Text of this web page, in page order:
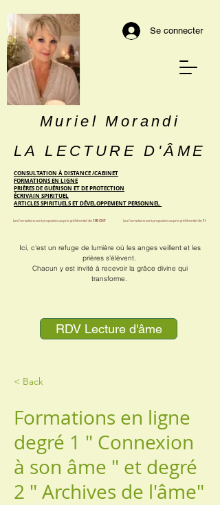
Se connecter
Muriel Morandi
LA LECTURE D'ÂME
Les formations sont proposées au prix préférentiel de199 CHF Les formations sont proposées au prix préférentiel de199 CHF
CONSULTATION À DISTANCE /CABINET
FORMATIONS EN LIGNE
PRIÈRES DE GUÉRISON ET DE PROTECTION
ÉCRIVAIN SPIRITUEL
ARTICLES SPIRITUELS ET DÉVELOPPEMENT PERSONNEL
Ici, c'est un refuge de lumière où les anges veillent et les
prières s'élèvent.
Chacun y est invité à recevoir la grâce divine qui
transforme.
RDV Lecture d'âme
< Back
Formations en ligne
degré 1 " Connexion
à son âme " et degré
2 " Archives de l'âme"